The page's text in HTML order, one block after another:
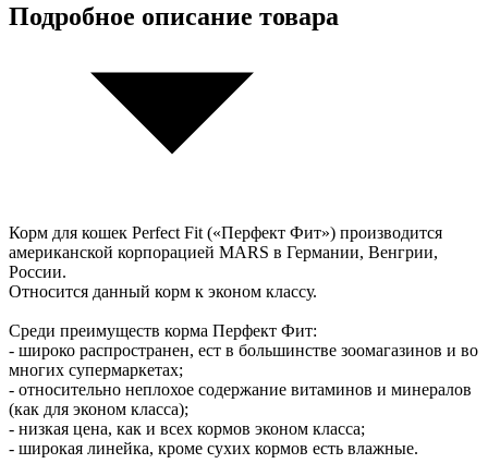
Подробное описание товара
Корм для кошек Perfect Fit («Перфект Фит») производится
американской корпорацией MARS в Германии, Венгрии,
России.
Относится данный корм к эконом классу.
Среди преимуществ корма Перфект Фит:
- широко распространен, ест в большинстве зоомагазинов и во
многих супермаркетах;
- относительно неплохое содержание витаминов и минералов
(как для эконом класса);
- низкая цена, как и всех кормов эконом класса;
- широкая линейка, кроме сухих кормов есть влажные.